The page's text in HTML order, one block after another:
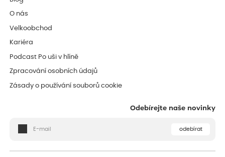
O nás
Velkoobchod
Kariéra
Podcast Po uši v hlíně
Zpracování osobních údajů
Zásady o používání souborů cookie
Odebírejte naše novinky
odebírat